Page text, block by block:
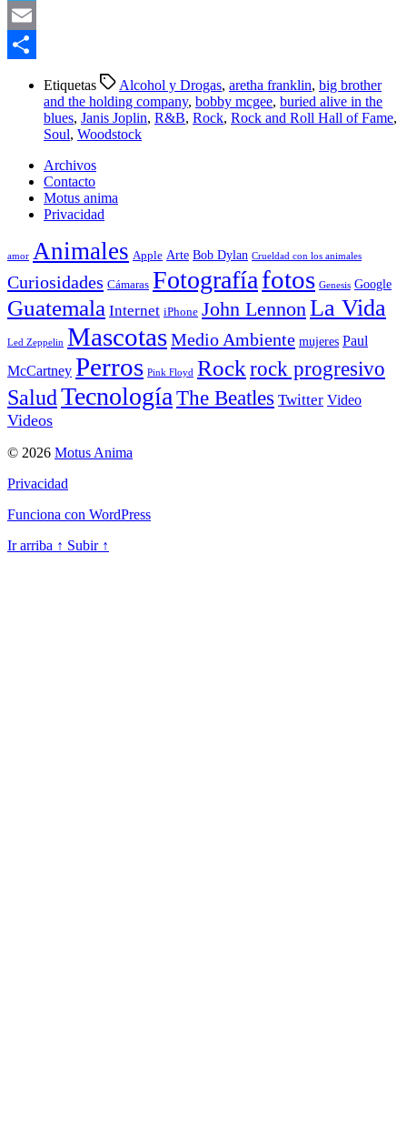
Telegram
Email
Etiquetas Alcohol y Drogas, aretha franklin, big brother
and the holding company, bobby mcgee, buried alive in the
blues, Janis Joplin, R&B, Rock, Rock and Roll Hall of Fame,
Soul, Woodstock
Archivos
Contacto
Motus anima
Privacidad
amor Animales Apple Arte Bob Dylan Crueldad con los animales
Curiosidades Cámaras Fotografíafotos Genesis Google
Guatemala Internet iPhone John Lennon La Vida
Led Zeppelin MascotasMedio Ambiente mujeres Paul
McCartney Perros Pink Floyd Rock rock progresivo
SaludTecnología The Beatles Twitter Video
Videos
© 2026 Motus Anima
Privacidad
Funciona con WordPress
Ir arriba ↑ Subir ↑